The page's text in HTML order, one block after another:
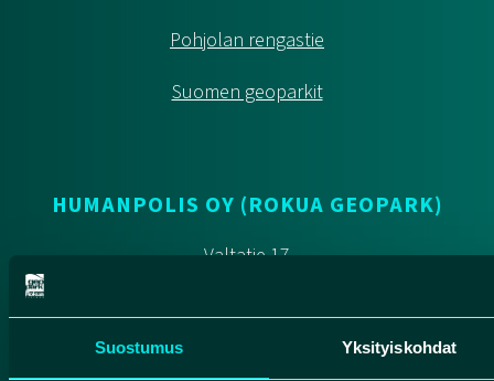
Suostumus Yksityiskohdat
Pohjolan rengastie
Suomen geoparkit
HUMANPOLIS OY (ROKUA GEOPARK)
Valtatie 17
info@rokuageopark.fi